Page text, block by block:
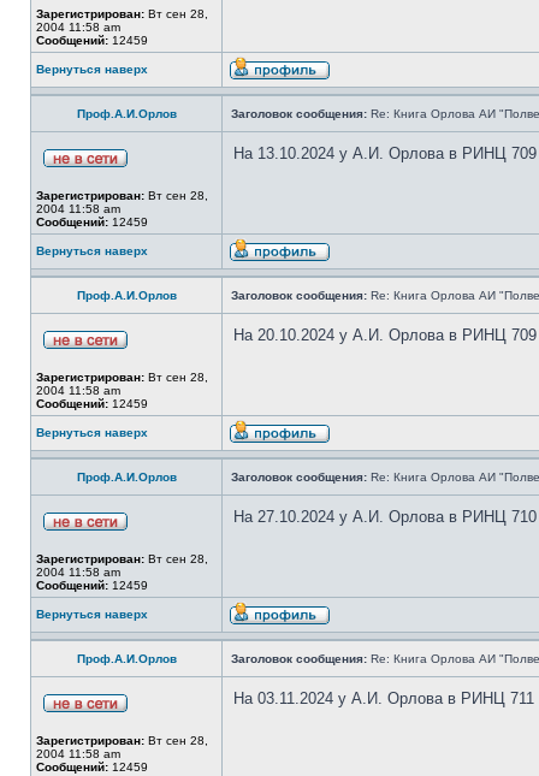
Зарегистрирован: Вт сен 28,
2004 11:58 am
Сообщений: 12459
Вернуться наверх
Проф.А.И.Орлов Заголовок сообщения: Re: Книга Орлова АИ
Зарегистрирован: Вт сен 28,
2004 11:58 am
Сообщений: 12459
На 13.10.2024 у А.И. Орлова в РИНЦ 709
Вернуться наверх
Проф.А.И.Орлов Заголовок сообщения: Re: Книга Орлова АИ
Зарегистрирован: Вт сен 28,
2004 11:58 am
Сообщений: 12459
На 20.10.2024 у А.И. Орлова в РИНЦ 709
Вернуться наверх
Проф.А.И.Орлов Заголовок сообщения: Re: Книга Орлова АИ
Зарегистрирован: Вт сен 28,
2004 11:58 am
Сообщений: 12459
На 27.10.2024 у А.И. Орлова в РИНЦ 710
Вернуться наверх
Проф.А.И.Орлов Заголовок сообщения: Re: Книга Орлова АИ
Зарегистрирован: Вт сен 28,
2004 11:58 am
Сообщений: 12459
На 03.11.2024 у А.И. Орлова в РИНЦ 711